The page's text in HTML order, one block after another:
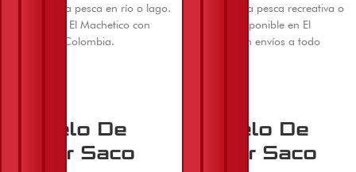
resistente para pesca en río o lago.
Disponible en El Machetico con
envío a todo Colombia.
resistente para pesca recreativa o
deportiva. Disponible en El
Machetico con envíos a todo
Anzuelo De
Pescar Saco
Anzuelo De
Pescar Saco